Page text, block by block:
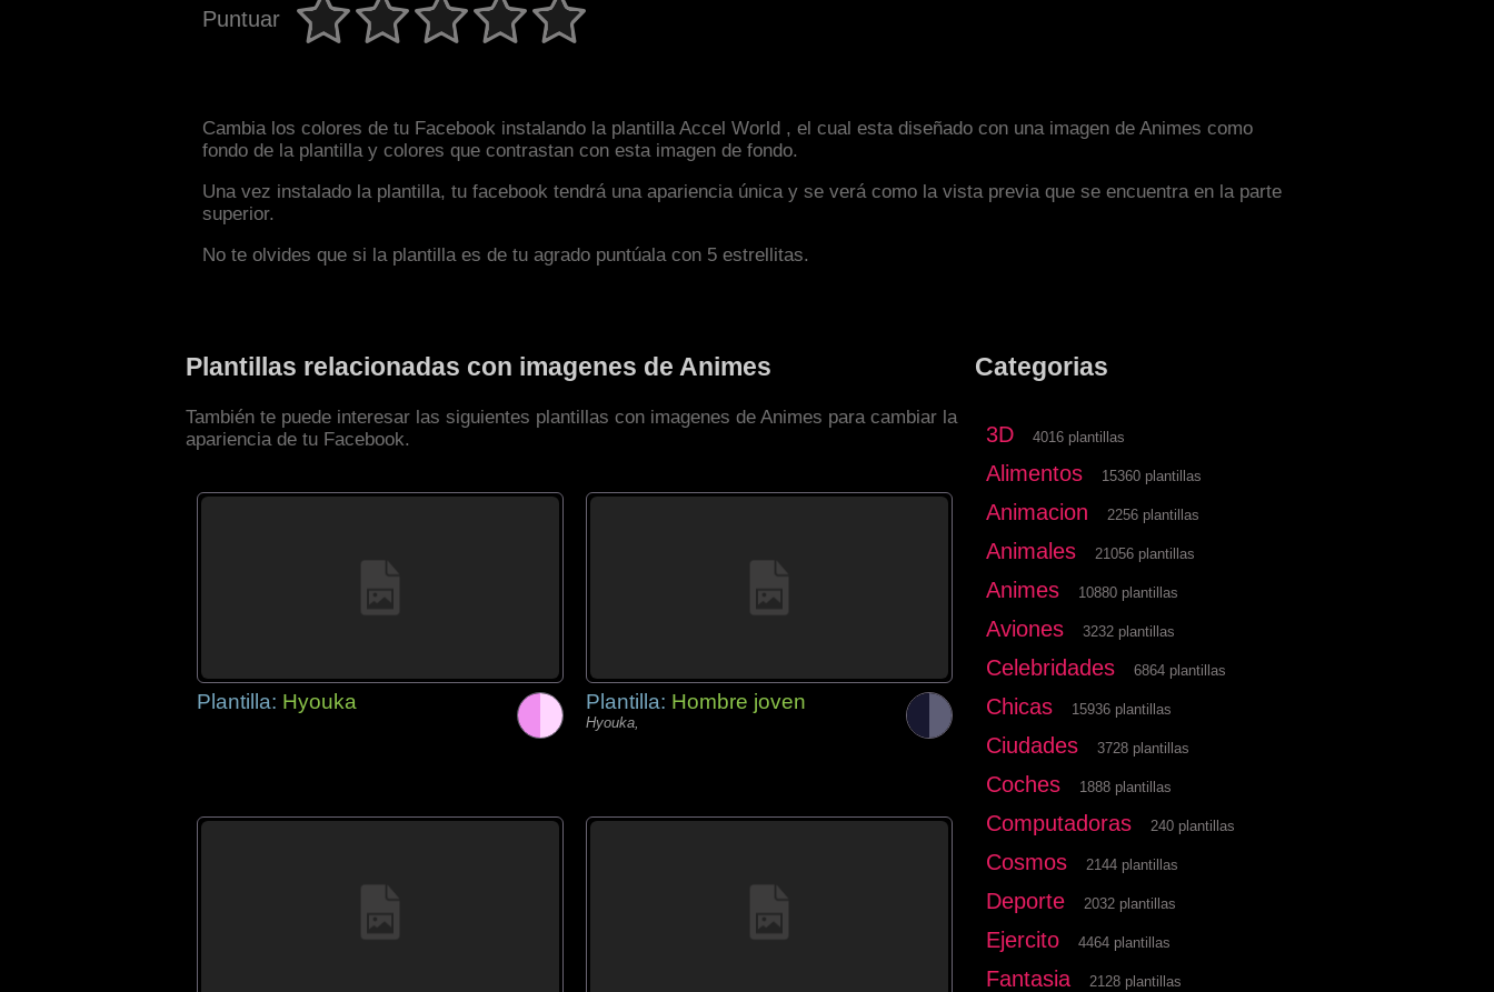
Puntuar
Cambia los colores de tu Facebook instalando la plantilla Accel World , el cual esta diseñado con una imagen de Animes como
fondo de la plantilla y colores que contrastan con esta imagen de fondo.
Una vez instalado la plantilla, tu facebook tendrá una apariencia única y se verá como la vista previa que se encuentra en la parte
superior.
No te olvides que si la plantilla es de tu agrado puntúala con 5 estrellitas.
Plantillas relacionadas con imagenes de Animes
También te puede interesar las siguientes plantillas con imagenes de Animes para cambiar la
apariencia de tu Facebook.
Plantilla: Hyouka Plantilla: Hombre joven
Hyouka,
Categorias
3D 4016 plantillas
Alimentos 15360 plantillas
Animacion 2256 plantillas
Animales 21056 plantillas
Animes 10880 plantillas
Aviones 3232 plantillas
Celebridades 6864 plantillas
Chicas 15936 plantillas
Ciudades 3728 plantillas
Coches 1888 plantillas
Computadoras 240 plantillas
Cosmos 2144 plantillas
Deporte 2032 plantillas
Ejercito 4464 plantillas
Fantasia 2128 plantillas